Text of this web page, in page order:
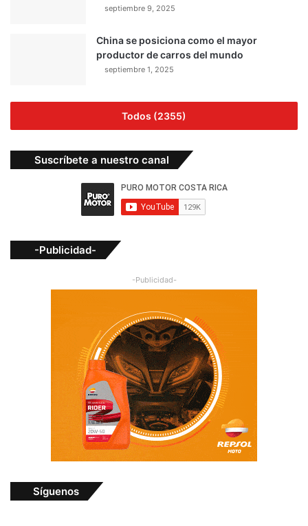
septiembre 9, 2025
China se posiciona como el mayor
productor de carros del mundo
septiembre 1, 2025
Todos (2355)
Suscríbete a nuestro canal
-Publicidad-
-Publicidad-
Síguenos